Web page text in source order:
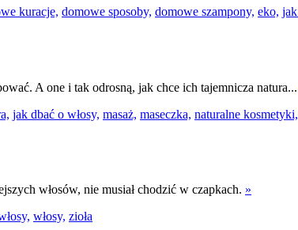
kuracje, domowe sposoby, domowe szampony, eko,
A one i tak odrosną, jak chce ich tajemnicza natura...
jak dbać o włosy, masaż, maseczka, naturalne kosmetyki,
włosów, nie musiał chodzić w czapkach. »
włosy, zioła